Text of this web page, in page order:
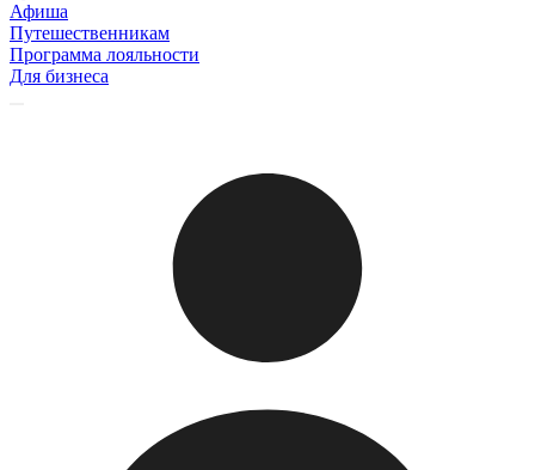
Афиша
Путешественникам
Программа лояльности
Для бизнеса